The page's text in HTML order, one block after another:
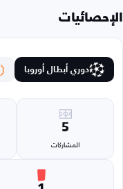
الإحصائيات
دوري أبطال أوروبا
5
المشاركات